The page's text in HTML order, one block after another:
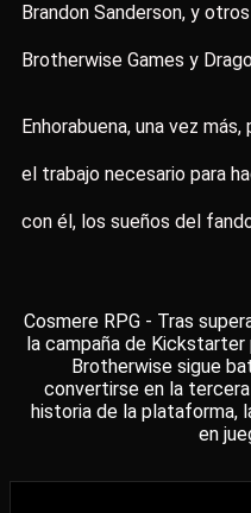
Brandon Sanderson, y
Brotherwise Games y
Enhorabuena, una vez
el trabajo necesario para
con él, los sueños del
Cosmere RPG - Tras
la campaña de Kickstarter
Brotherwise sigue
convertirse en la
historia de la plataforma,
en